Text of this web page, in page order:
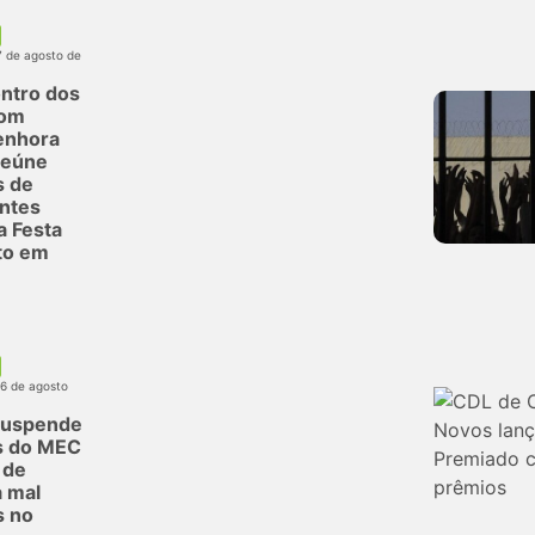
de agosto de
dos
de
Festa
em
de agosto
do MEC
mal
no